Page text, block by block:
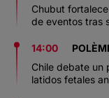
Chubut
de eventos tras
14:00
Chile debate un
latidos fetales